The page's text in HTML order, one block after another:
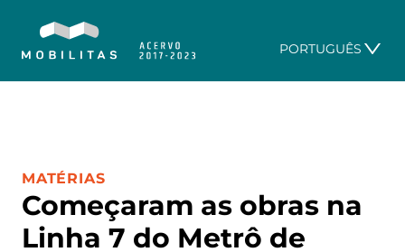
PORTUGUÊS
Começaram as obras na
Linha 7 do Metrô de
CATEGORIA:
MATÉRIAS